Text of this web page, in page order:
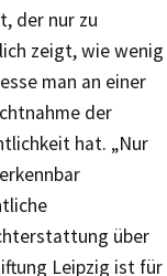
der nur zu
zeigt, wie wenig
man an einer
der
hat. „Nur
über
Leipzig ist für